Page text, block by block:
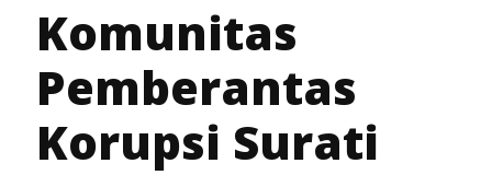
Komunitas
Pemberantas
Korupsi Surati